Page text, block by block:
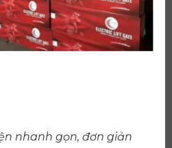
nhanh gọn, đơn giản